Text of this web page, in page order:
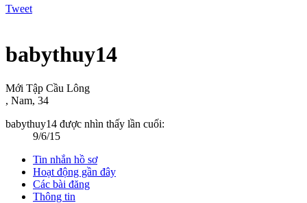
Tweet
babythuy14
Mới Tập Cầu Lông
, Nam, 34
babythuy14 được nhìn thấy lần cuối:
9/6/15
Tin nhắn hồ sơ
Hoạt động gần đây
Các bài đăng
Thông tin